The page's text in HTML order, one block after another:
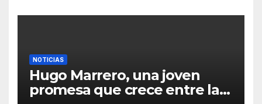
NOTICIAS
Hugo Marrero, una joven
promesa que crece entre la